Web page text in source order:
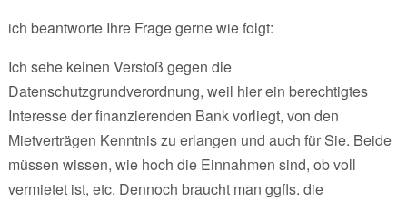
ich beantworte Ihre Frage gerne wie folgt:
Ich sehe keinen Verstoß gegen die
Datenschutzgrundverordnung, weil hier ein berechtigtes
Interesse der finanzierenden Bank vorliegt, von den
Mietverträgen Kenntnis zu erlangen und auch für Sie. Beide
müssen wissen, wie hoch die Einnahmen sind, ob voll
vermietet ist, etc. Dennoch braucht man ggfls. die